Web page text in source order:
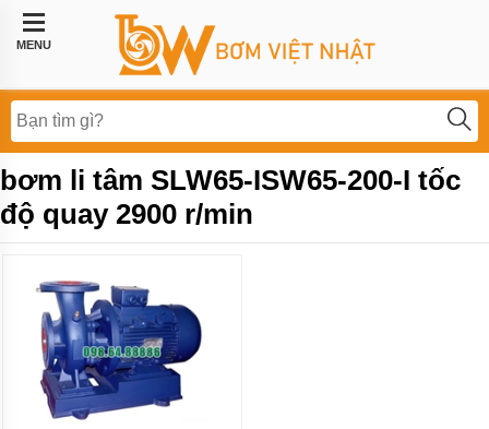
MENU
Trang
chủ
công
nghiệp
thực
phẩm
BƠM
BƠM
MÀNG
KHÍ
NÉN
Bơm
bơm li tâm SLW65-ISW65-200-I tốc
độ quay 2900 r/min